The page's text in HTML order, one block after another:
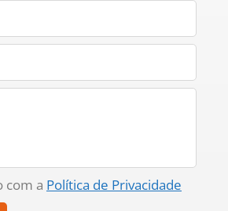
com a Política de Privacidade